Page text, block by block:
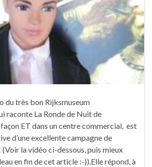
du très bon Rijksmuseum
raconte La Ronde de Nuit de
ET dans un centre commercial, est
d’une excellente campagne de
la vidéo ci-dessous, puis mieux
en fin de cet article :-)).Elle répond, à